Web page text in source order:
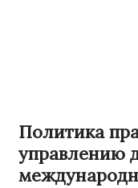
Политика
управлению